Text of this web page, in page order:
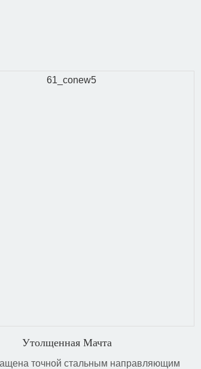
Утолщенная Мачта
точной стальным направляющим